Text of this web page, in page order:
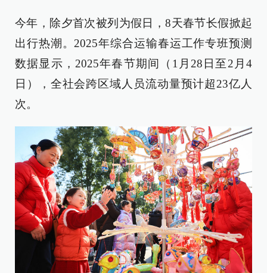
今年，除夕首次被列为假日，8天春节长假掀起
出行热潮。2025年综合运输春运工作专班预测
数据显示，2025年春节期间（1月28日至2月4
日），全社会跨区域人员流动量预计超23亿人
次。